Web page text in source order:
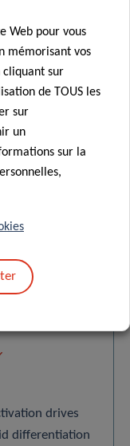
drives
differentiation
Web pour vous
mémorisant vos
cliquant sur
de TOUS les
sur
un
sur la